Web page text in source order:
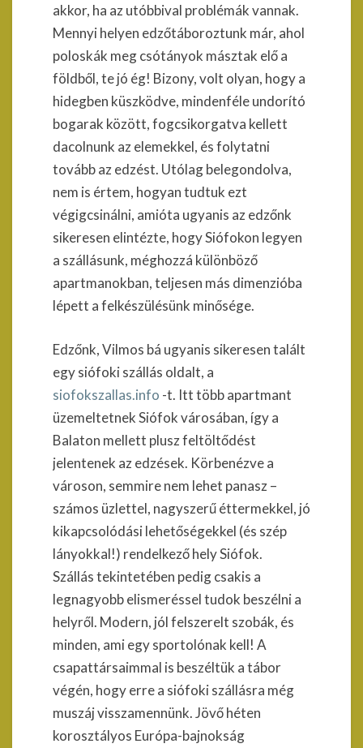
akkor, ha az utóbbival problémák vannak.
Mennyi helyen edzőtáboroztunk már, ahol
poloskák meg csótányok másztak elő a
földből, te jó ég! Bizony, volt olyan, hogy a
hidegben küszködve, mindenféle undorító
bogarak között, fogcsikorgatva kellett
dacolnunk az elemekkel, és folytatni
tovább az edzést. Utólag belegondolva,
nem is értem, hogyan tudtuk ezt
végigcsinálni, amióta ugyanis az edzőnk
sikeresen elintézte, hogy Siófokon legyen
a szállásunk, méghozzá különböző
apartmanokban, teljesen más dimenzióba
lépett a felkészülésünk minősége.
Edzőnk, Vilmos bá ugyanis sikeresen talált
egy siófoki szállás oldalt, a
siofokszallas.info -t. Itt több apartmant
üzemeltetnek Siófok városában, így a
Balaton mellett plusz feltöltődést
jelentenek az edzések. Körbenézve a
városon, semmire nem lehet panasz –
számos üzlettel, nagyszerű éttermekkel, jó
kikapcsolódási lehetőségekkel (és szép
lányokkal!) rendelkező hely Siófok.
Szállás tekintetében pedig csakis a
legnagyobb elismeréssel tudok beszélni a
helyről. Modern, jól felszerelt szobák, és
minden, ami egy sportolónak kell! A
csapattársaimmal is beszéltük a tábor
végén, hogy erre a siófoki szállásra még
muszáj visszamennünk. Jövő héten
korosztályos Európa-bajnokság